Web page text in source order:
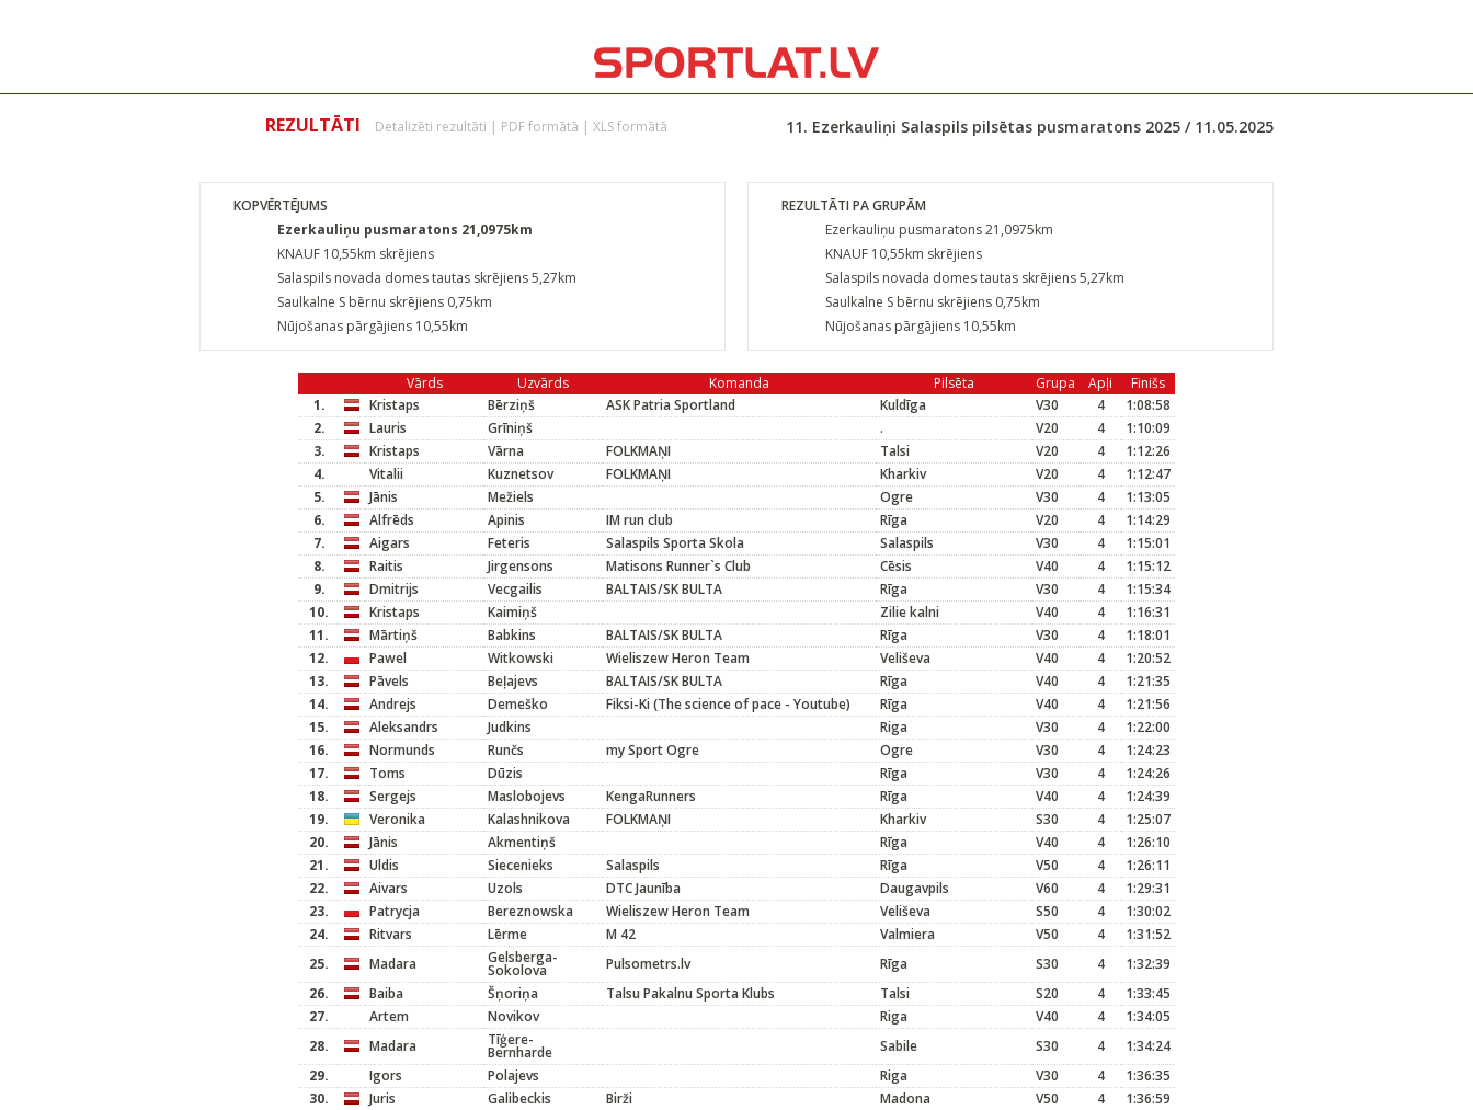
REZULTĀTI Detalizēti rezultāti | PDF formātā | XLS formātā 11. Ezerkauliņi Salaspils pilsētas pusmaratons 2025 / 11.05.2025
KOPVĒRTĒJUMS
Ezerkauliņu pusmaratons 21,0975km
KNAUF 10,55km skrējiens
Salaspils novada domes tautas skrējiens 5,27km
Saulkalne S bērnu skrējiens 0,75km
Nūjošanas pārgājiens 10,55km
REZULTĀTI PA GRUPĀM
Ezerkauliņu pusmaratons 21,0975km
KNAUF 10,55km skrējiens
Salaspils novada domes tautas skrējiens 5,27km
Saulkalne S bērnu skrējiens 0,75km
Nūjošanas pārgājiens 10,55km
Vārds Uzvārds Komanda Pilsēta Grupa Apļi
Finišs
1.
Kristaps Bērziņš ASK Patria Sportland Kuldīga V30 4
1:08:58
2.
Lauris Grīniņš . V20 4
1:10:09
3.
Kristaps Vārna FOLKMAŅI Talsi V20 4
1:12:26
4.
Vitalii Kuznetsov FOLKMAŅI Kharkiv V20 4
1:12:47
5.
Jānis Mežiels Ogre V30 4
1:13:05
6.
Alfrēds Apinis IM run club Rīga V20 4
1:14:29
7.
Aigars Feteris Salaspils Sporta Skola Salaspils V30 4
1:15:01
8.
Raitis Jirgensons Matisons Runner`s Club Cēsis V40 4
1:15:12
9.
Dmitrijs Vecgailis BALTAIS/SK BULTA Rīga V30 4
1:15:34
10.
Kristaps Kaimiņš Zilie kalni V40 4
1:16:31
11.
Mārtiņš Babkins BALTAIS/SK BULTA Rīga V30 4
1:18:01
12.
Pawel Witkowski Wieliszew Heron Team Veliševa V40 4
1:20:52
13.
Pāvels Beļajevs BALTAIS/SK BULTA Rīga V40 4
1:21:35
14.
Andrejs Demeško Fiksi-Ki (The science of pace - Youtube) Rīga V40 4
1:21:56
15.
Aleksandrs Judkins Riga V30 4
1:22:00
16.
Normunds Runčs my Sport Ogre Ogre V30 4
1:24:23
17.
Toms Dūzis Rīga V30 4
1:24:26
18.
Sergejs Maslobojevs KengaRunners Rīga V40 4
1:24:39
19.
Veronika Kalashnikova FOLKMAŅI Kharkiv S30 4
1:25:07
20.
Jānis Akmentiņš Rīga V40 4
1:26:10
21.
Uldis Siecenieks Salaspils Rīga V50 4
1:26:11
22.
Aivars Uzols DTC Jaunība Daugavpils V60 4
1:29:31
23.
Patrycja Bereznowska Wieliszew Heron Team Veliševa S50 4
1:30:02
24.
Ritvars Lērme M 42 Valmiera V50 4
1:31:52
25.
Madara Gelsberga-
Sokolova Pulsometrs.lv Rīga S30 4
1:32:39
26.
Baiba Šņoriņa Talsu Pakalnu Sporta Klubs Talsi S20 4
1:33:45
27.
Artem Novikov Riga V40 4
1:34:05
28.
Madara Tīģere-
Bernharde Sabile S30 4
1:34:24
29.
Igors Polajevs Riga V30 4
1:36:35
30.
Juris Galibeckis Birži Madona V50 4
1:36:59